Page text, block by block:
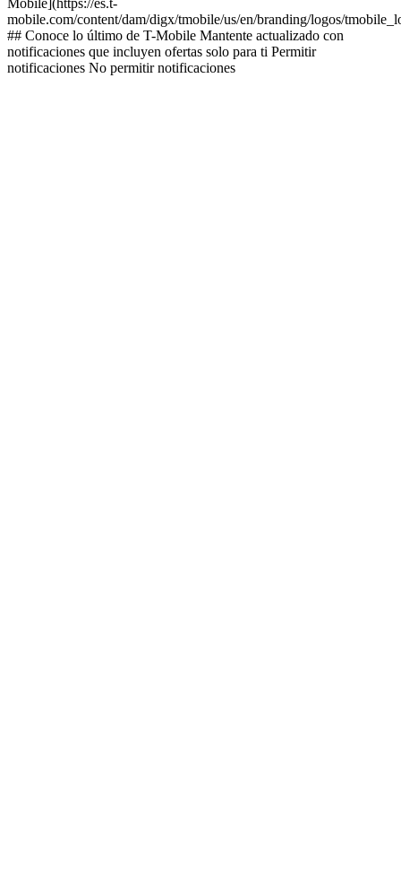
Mobile](https://es.t-
mobile.com/content/dam/digx/tmobile/us/en/branding/logos/
## Conoce lo último de T-Mobile Mantente actualizado con
notificaciones que incluyen ofertas solo para ti Permitir
notificaciones No permitir notificaciones